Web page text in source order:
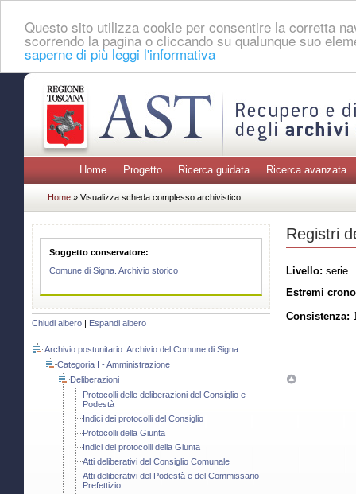
Questo sito utilizza cookie per consentire la corretta
scorrendo la pagina o cliccando su qualunque suo
saperne di più leggi l'informativa
Home Progetto Ricerca guidata Ricerca avanzata
Home » Visualizza scheda complesso archivistico
Soggetto conservatore:
Comune di Signa. Archivio storico
Chiudi albero Espandi albero
Archivio postunitario. Archivio del Comune di Signa
Categoria I - Amministrazione
Deliberazioni
Protocolli delle deliberazioni del Consiglio e
Podestà
Indici dei protocolli del Consiglio
Protocolli della Giunta
Indici dei protocolli della Giunta
Atti deliberativi del Consiglio Comunale
Atti deliberativi del Podestà e del Commissario
Prefettizio
Registri
Livello: serie
Estremi
Consistenza: